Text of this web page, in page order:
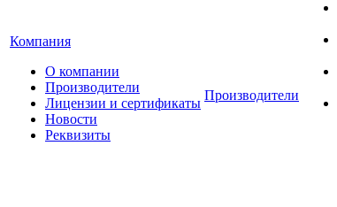
Компания
О компании
Производители
Лицензии и сертификаты
Новости
Реквизиты
Производители